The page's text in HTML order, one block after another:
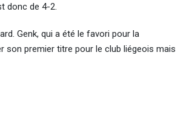
donc de 4-2.
Genk, qui a été le favori pour la
son premier titre pour le club liégeois mais